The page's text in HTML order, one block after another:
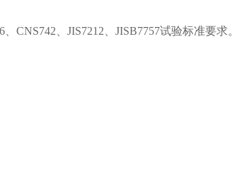
CNS742、JIS7212、JISB7757试验标准要求。